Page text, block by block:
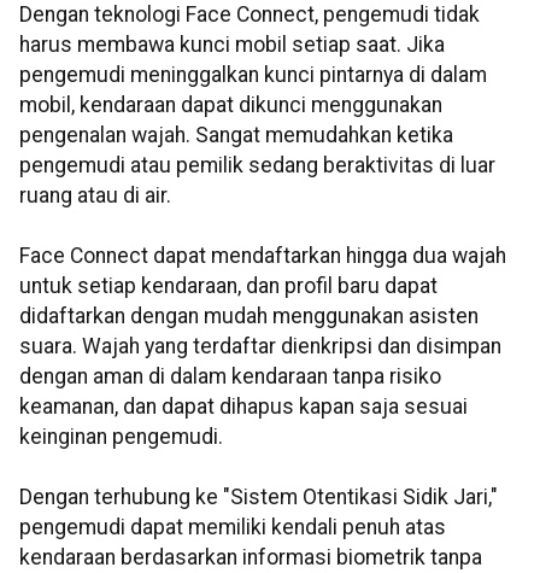
Dengan teknologi Face Connect, pengemudi tidak
harus membawa kunci mobil setiap saat. Jika
pengemudi meninggalkan kunci pintarnya di dalam
mobil, kendaraan dapat dikunci menggunakan
pengenalan wajah. Sangat memudahkan ketika
pengemudi atau pemilik sedang beraktivitas di luar
ruang atau di air.
Face Connect dapat mendaftarkan hingga dua wajah
untuk setiap kendaraan, dan profil baru dapat
didaftarkan dengan mudah menggunakan asisten
suara. Wajah yang terdaftar dienkripsi dan disimpan
dengan aman di dalam kendaraan tanpa risiko
keamanan, dan dapat dihapus kapan saja sesuai
keinginan pengemudi.
Dengan terhubung ke "Sistem Otentikasi Sidik Jari,"
pengemudi dapat memiliki kendali penuh atas
kendaraan berdasarkan informasi biometrik tanpa